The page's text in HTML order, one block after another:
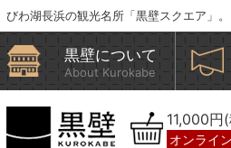
びわ湖長浜の観光名所「黒壁スクエア」
黒壁について
About Kurokabe
11,000円
オンライ